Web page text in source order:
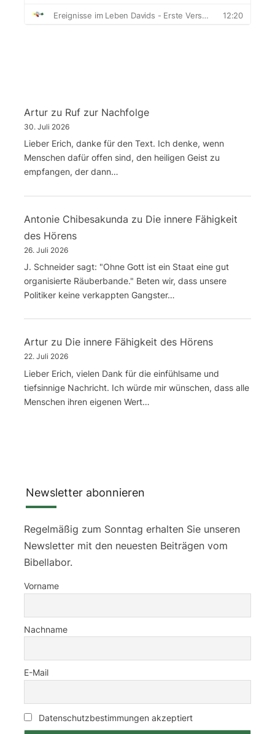
Artur zu Ruf zur Nachfolge
30. Juli 2026
Lieber Erich, danke für den Text. Ich denke, wenn
Menschen dafür offen sind, den heiligen Geist zu
empfangen, der dann…
Antonie Chibesakunda zu Die innere Fähigkeit
des Hörens
26. Juli 2026
J. Schneider sagt: "Ohne Gott ist ein Staat eine gut
organisierte Räuberbande." Beten wir, dass unsere
Politiker keine verkappten Gangster…
Artur zu Die innere Fähigkeit des Hörens
22. Juli 2026
Lieber Erich, vielen Dank für die einfühlsame und
tiefsinnige Nachricht. Ich würde mir wünschen, dass alle
Menschen ihren eigenen Wert…
Newsletter abonnieren
Regelmäßig zum Sonntag erhalten Sie unseren
Newsletter mit den neuesten Beiträgen vom
Bibellabor.
Vorname
Nachname
E-Mail
Datenschutzbestimmungen akzeptiert